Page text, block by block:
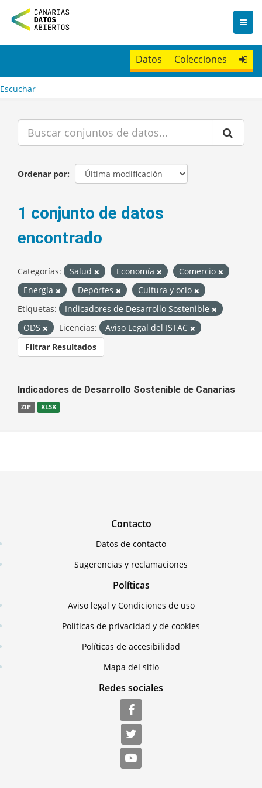
n
t
Datos Colecciones
Escuchar
Ordenar por
1 conjunto de datos
encontrado
Categorías: Salud Economía
Comercio
Energía
Deportes
Cultura y ocio
Etiquetas:
Indicadores de Desarrollo Sostenible
ODS
Licencias:
Aviso Legal del ISTAC
Filtrar Resultados
Indicadores de Desarrollo Sostenible de Canarias
ZIP XLSX
Contacto
Datos de contacto
Sugerencias y reclamaciones
Políticas
Aviso legal y Condiciones de uso
Políticas de privacidad y de cookies
Políticas de accesibilidad
Mapa del sitio
Redes sociales